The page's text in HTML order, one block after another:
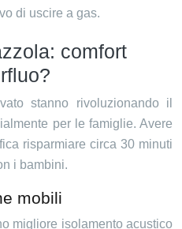
di uscire a gas.
comfort
stanno rivoluzionando il
per le famiglie. Avere
risparmiare circa 30 minuti
i bambini.
mobili
migliore isolamento acustico